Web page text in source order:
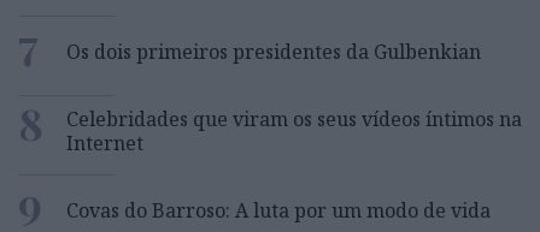
7 Os dois primeiros presidentes da Gulbenkian
8
Celebridades que viram os seus vídeos íntimos na
Internet
9 Covas do Barroso: A luta por um modo de vida